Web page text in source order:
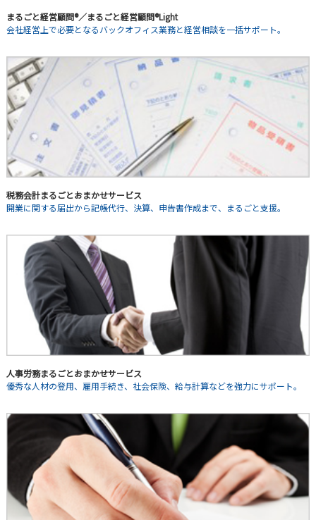
まるごと経営顧問®／まるごと経営顧問®Light
会社経営上で必要となるバックオフィス業務と経営相談を一括サポート。
税務会計まるごとおまかせサービス
開業に関する届出から記帳代行、決算、申告書作成まで、まるごと支援。
人事労務まるごとおまかせサービス
優秀な人材の登用、雇用手続き、社会保険、給与計算などを強力にサポート。